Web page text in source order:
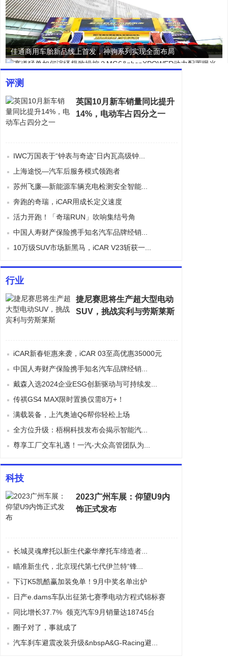
佳通商用车胎新品线上首发，神驹系列实现全面布局
赛道猛兽如何演绎极致操控？MG6 XPOWER动力配置曝光
南极磷虾油哪个牌子好 排名...
胶原蛋白肽粉国民品牌 胶原...
中国人寿财产保险携手知名汽...
严苛测试与终身保障 上汽大...
中国人寿财产保险携手知名汽...
评测
英国10月新车销量同比提升
14%，电动车占四分之一
IWC万国表于“钟表与奇迹”日内瓦高级钟...
上海途悦—汽车后服务模式领跑者
苏州飞廉—新能源车辆充电检测安全智能...
奔跑的奇瑞，iCAR用成长定义速度
活力开跑！「奇瑞RUN」吹响集结号角
中国人寿财产保险携手知名汽车品牌经销...
10万级SUV市场新黑马，iCAR V23斩获一...
行业
捷尼赛思将生产超大型电动
SUV，挑战宾利与劳斯莱斯
iCAR新春钜惠来袭，iCAR 03至高优惠35000元
中国人寿财产保险携手知名汽车品牌经销...
戴森入选2024企业ESG创新驱动与可持续发...
传祺GS4 MAX限时置换仅需8万+！
满载装备，上汽奥迪Q6帮你轻松上场
全方位升级：梧桐科技发布会揭示智能汽...
尊享工厂交车礼遇！一汽-大众高管团队为...
科技
2023广州车展：仰望U9内
饰正式发布
长城灵魂摩托以新生代豪华摩托车缔造者...
瞄准新生代，北京现代第七代伊兰特“锋...
下订K5凯酷赢加装免单！9月中奖名单出炉
日产e.dams车队出征第七赛季电动方程式锦标赛
同比增长37.7% 领克汽车9月销量达18745台
圈子对了，事就成了
汽车刹车避震改装升级&nbspA&G-Racing避...